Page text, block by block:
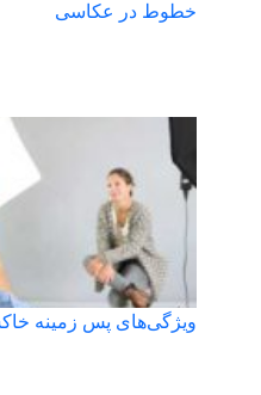
خطوط در عکاسی
ویژگی‌های پس زمینه